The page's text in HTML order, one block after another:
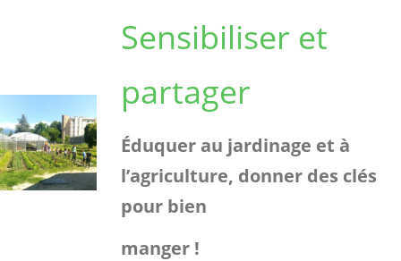
Sensibiliser et
partager
Éduquerau jardinage et à
l’agriculture, donner des clés
pour bien
manger !